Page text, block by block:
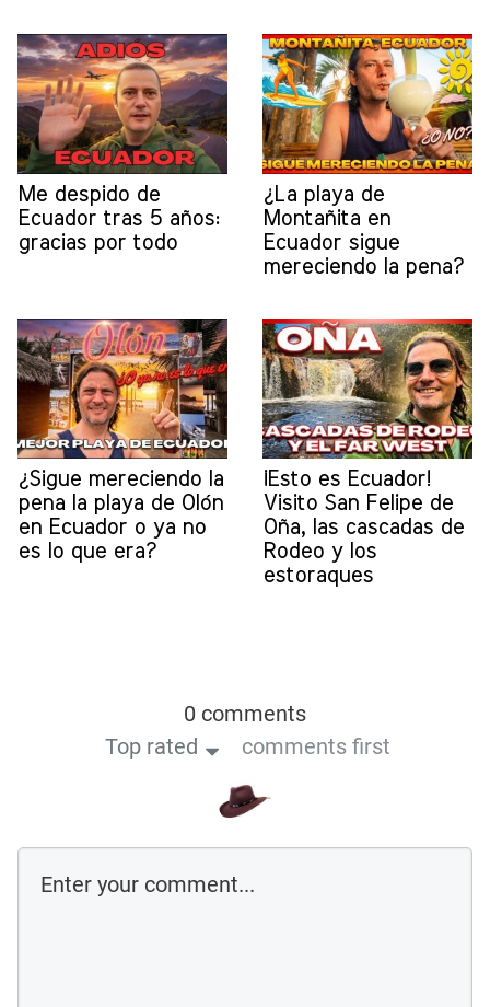
Me despido de
Ecuador tras 5 años:
gracias por todo
¿La playa de
Montañita en
Ecuador sigue
mereciendo la pena?
¿Sigue mereciendo la
pena la playa de Olón
en Ecuador o ya no
es lo que era?
¡Esto es Ecuador!
Visito San Felipe de
Oña, las cascadas de
Rodeo y los
estoraques
0 comments
Top rated
comments first